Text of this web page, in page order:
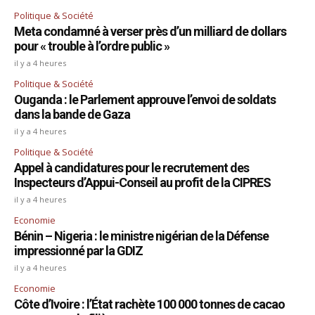
Politique & Société
Meta condamné à verser près d’un milliard de dollars
pour « trouble à l’ordre public »
il y a 4 heures
Politique & Société
Ouganda : le Parlement approuve l’envoi de soldats
dans la bande de Gaza
il y a 4 heures
Politique & Société
Appel à candidatures pour le recrutement des
Inspecteurs d’Appui-Conseil au profit de la CIPRES
il y a 4 heures
Economie
Bénin – Nigeria : le ministre nigérian de la Défense
impressionné par la GDIZ
il y a 4 heures
Economie
Côte d’Ivoire : l’État rachète 100 000 tonnes de cacao